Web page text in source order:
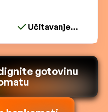
Učitavanje...
gotovinu